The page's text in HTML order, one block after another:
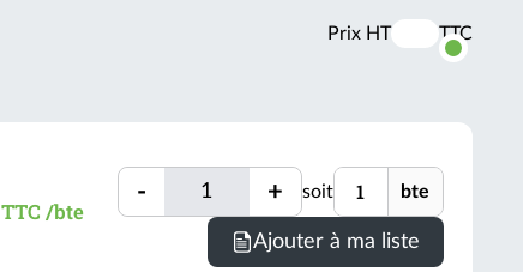
Prix HT
TTC
TTC /bte Quantité
- Quantité+ soit Unité bte
Ajouter à ma liste
Minimum
de